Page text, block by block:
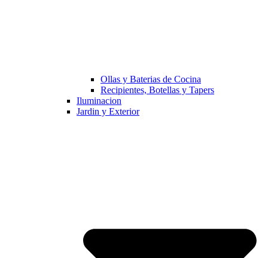
Ollas y Baterias de Cocina
Recipientes, Botellas y Tapers
Iluminacion
Jardin y Exterior